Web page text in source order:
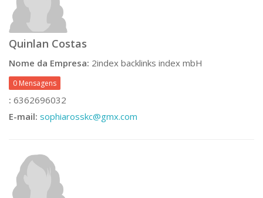
Quinlan Costas
Nome da Empresa: 2index backlinks index mbH
0 Mensagens
: 6362696032
E-mail: sophiarosskc@gmx.com